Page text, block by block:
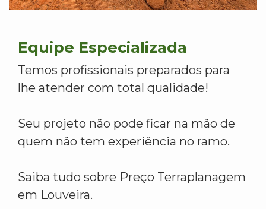
Equipe Especializada
Temos profissionais preparados para
lhe atender com total qualidade!
Seu projeto não pode ficar na mão de
quem não tem experiência no ramo.
Saiba tudo sobre Preço Terraplanagem
em Louveira.